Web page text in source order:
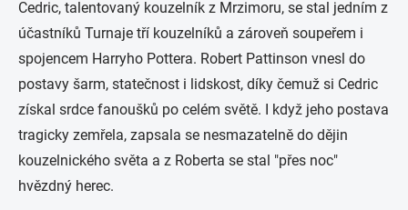
Cedric, talentovaný kouzelník z Mrzimoru, se stal jedním z
účastníků Turnaje tří kouzelníků a zároveň soupeřem i
spojencem Harryho Pottera. Robert Pattinson vnesl do
postavy šarm, statečnost i lidskost, díky čemuž si Cedric
získal srdce fanoušků po celém světě. I když jeho postava
tragicky zemřela, zapsala se nesmazatelně do dějin
kouzelnického světa a z Roberta se stal "přes noc"
hvězdný herec.